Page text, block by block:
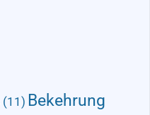
(11) Bekehrung